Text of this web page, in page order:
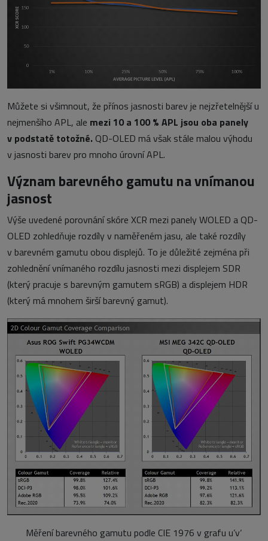
Můžete si všimnout, že přínos jasnosti barev je nejzřetelnější u
nejmenšího APL, ale mezi 10 a 100 % APL jsou oba panely
v podstatě totožné. QD-OLED má však stále malou výhodu
v jasnosti barev pro mnoho úrovní APL.
Význam barevného gamutu na vnímanou
jasnost
Výše uvedené porovnání skóre XCR mezi panely WOLED a QD-
OLED zohledňuje rozdíly v naměřeném jasu, ale také rozdíly
v barevném gamutu obou displejů. To je důležité zejména při
zohlednění vnímaného rozdílu jasnosti mezi displejem SDR
(který pracuje s barevným gamutem sRGB) a displejem HDR
(který má mnohem širší barevný gamut).
Měření barevného gamutu podle CIE 1976 v grafu u’v‘